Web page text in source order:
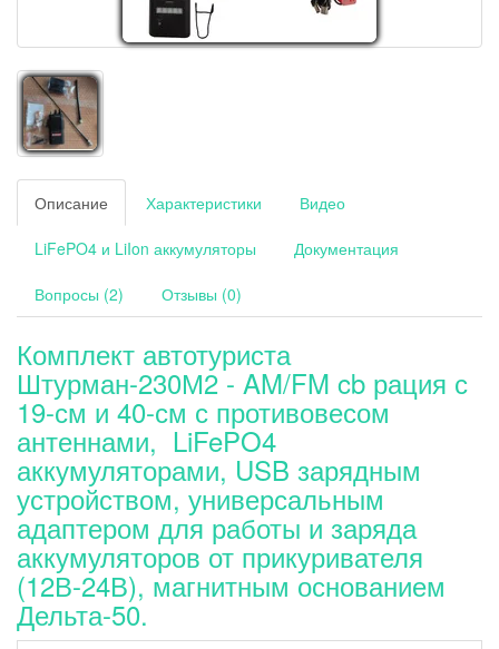
Описание Характеристики Видео
LiFePO4 и LiIon аккумуляторы Документация
Вопросы (2) Отзывы (0)
Комплект автотуриста
Штурман-230М2 - AM/FM cb рация с
19-см и 40-см с противовесом
антеннами, LiFePO4
аккумуляторами, USB зарядным
устройством, универсальным
адаптером для работы и заряда
аккумуляторов от прикуривателя
(12В-24В), магнитным основанием
Дельта-50.